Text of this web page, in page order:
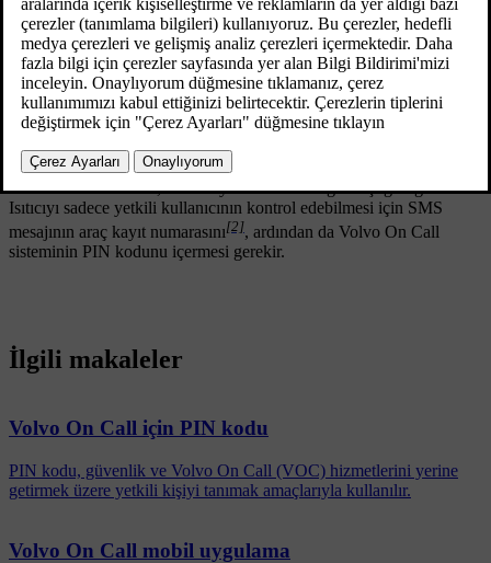
Güncel 08.06.2023
ısıtıcı çalıştırma.
Cep telefonunuzla araçtaki ısıtıcıyı kontrol edebilmek, ısıtıcının
çabasız şekilde çalıştırılması, bu sayede de bir SMS maliyetiyle
konfor deneyiminin arttırılması anlamına gelir.
Isıtıcı fonksiyonununT1veT2isimli açıklamada gösterildiği gibi iki
zamanı vardır. Bunlar, aracın ayarlanan sıcaklığa ulaştığını gösterir.
Isıtıcıyı sadece yetkili kullanıcının kontrol edebilmesi için SMS
mesajının araç kayıt numarasını[2], ardından da Volvo On Call
sisteminin PIN kodunu içermesi gerekir.
İlgili makaleler
Volvo On Call için PIN kodu
PIN kodu, güvenlik ve Volvo On Call (VOC) hizmetlerini yerine
getirmek üzere yetkili kişiyi tanımak amaçlarıyla kullanılır.
Volvo On Call mobil uygulama